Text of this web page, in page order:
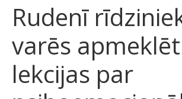
Rudenī
varēs apmeklēt
lekcijas par